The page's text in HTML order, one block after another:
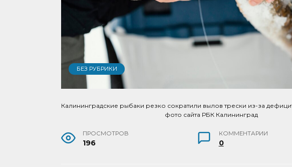
БЕЗ РУБРИКИ
Калининградские рыбаки резко сократили вылов трески из-за
фото сайта РБК Калининград
ПРОСМОТРОВ
196
КОММЕНТАРИИ
0